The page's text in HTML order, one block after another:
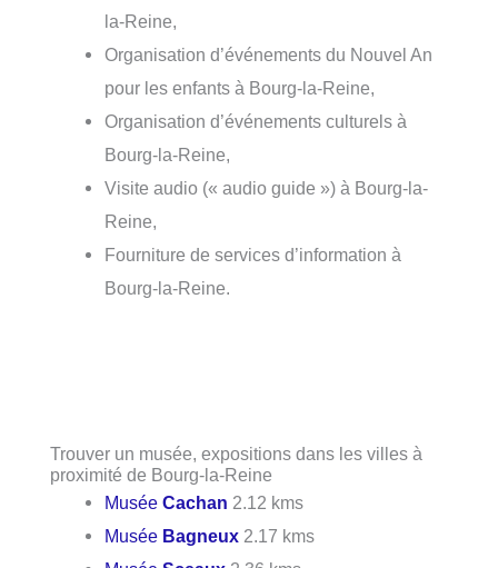
la-Reine,
Organisation d’événements du Nouvel An
pour les enfants à Bourg-la-Reine,
Organisation d’événements culturels à
Bourg-la-Reine,
Visite audio (« audio guide ») à Bourg-la-
Reine,
Fourniture de services d’information à
Bourg-la-Reine.
Trouver un musée, expositions dans les villes à
proximité de Bourg-la-Reine
MuséeCachan 2.12 kms
Musée Bagneux 2.17 kms